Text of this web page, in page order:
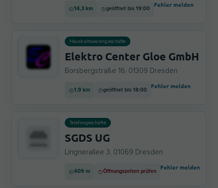
14,3 km geöffnet bis 19:00
Fehler melden
Haushaltswarengeschäfte
Elektro Center Gloe GmbH
Borsbergstraße 16, 01309 Dresden
1,9 km geöffnet bis 18:00
Fehler melden
Telefongeschäfte
SGDS UG
Lingnerallee 3, 01069 Dresden
409 m Öffnungszeiten prüfen
Fehler melden